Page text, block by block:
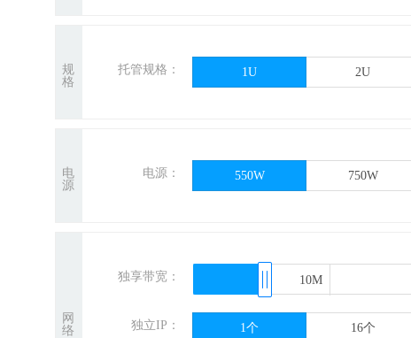
规
格
托管规格： 1U 2U
电
源
电源： 550W 750W
网
络
独享带宽： 10M
10M
独立IP： 1个 16个